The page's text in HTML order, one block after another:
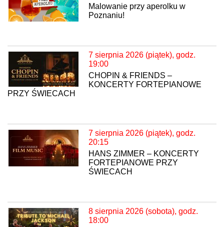
Malowanie przy aperolku w
Poznaniu!
7 sierpnia 2026 (piątek), godz.
19:00
CHOPIN & FRIENDS –
KONCERTY FORTEPIANOWE
PRZY ŚWIECACH
7 sierpnia 2026 (piątek), godz.
20:15
HANS ZIMMER – KONCERTY
FORTEPIANOWE PRZY
ŚWIECACH
8 sierpnia 2026 (sobota), godz.
18:00